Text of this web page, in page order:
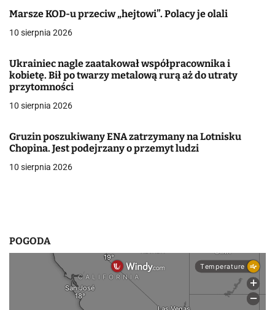
a
c
j
a
w
i
s
Marsze KOD-u przeciw „hejtowi”. Polacy je olali
10 sierpnia 2026
Ukrainiec nagle zaatakował współpracownika i
kobietę. Bił po twarzy metalową rurą aż do utraty
przytomności
10 sierpnia 2026
Gruzin poszukiwany ENA zatrzymany na Lotnisku
Chopina. Jest podejrzany o przemyt ludzi
10 sierpnia 2026
POGODA